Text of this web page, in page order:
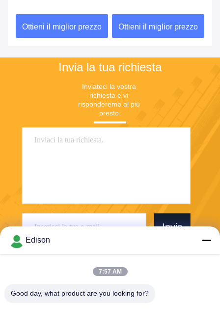
90mm
Ottieni il miglior prezzo
90mm
Ottieni il miglior prezzo
Invia la tua richiesta
Inviateci la vostra
richiesta e vi
risponderemo al più
presto.
Invia
Edison
7:57 AM
Good day, what product are you looking for?